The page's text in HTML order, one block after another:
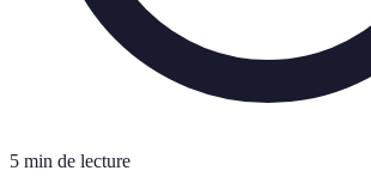
5 min de lecture